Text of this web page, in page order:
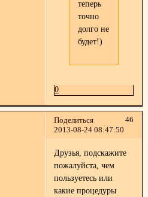
теперь
точно
долго не
будет!)
0
Поделиться
46
2013-08-24 08:47:50
Друзья, подскажите
пожалуйста, чем
пользуетесь или
какие процедуры